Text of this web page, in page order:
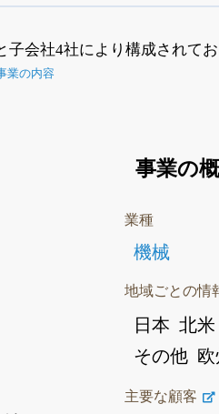
β版をはじめる
と米株版の先行利用も
子会社4社により構成されて
業の内容
事業の
業種
機械
地域ごとの情
日本 北米
その他 欧
主要な顧客